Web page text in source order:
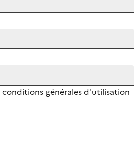
conditions générales d'utilisation